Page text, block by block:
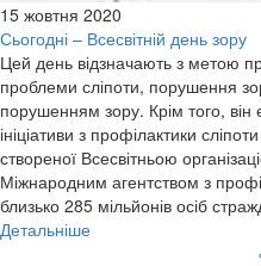
15 жовтня 2020
Сьогодні – Всесвітній день зору
Цей день відзначають з метою
проблеми сліпоти, порушення
порушенням зору. Крім того,
ініціативи з профілактики
створеної Всесвітньою
Міжнародним агентством з
близько 285 мільйонів осіб
Детальніше